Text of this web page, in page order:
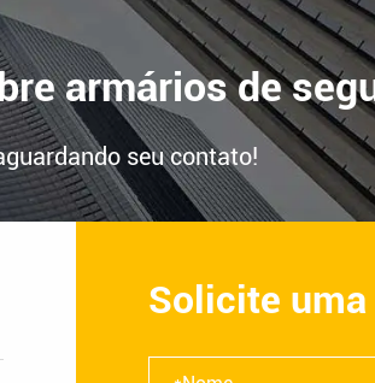
armários de
seu contato!
Solicite